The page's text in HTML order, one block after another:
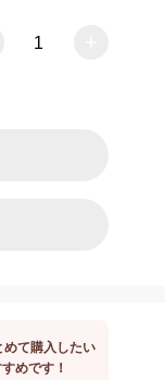
1
て購入したい
めです！